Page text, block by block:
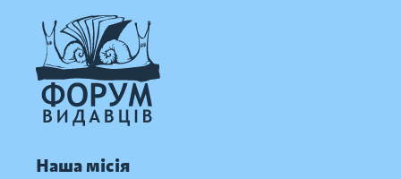
Наша місія